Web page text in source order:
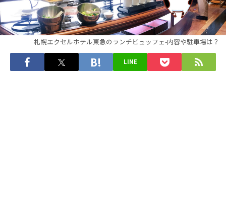
札幌エクセルホテル東急のランチビュッフェ-内容や駐車場は？
LINE